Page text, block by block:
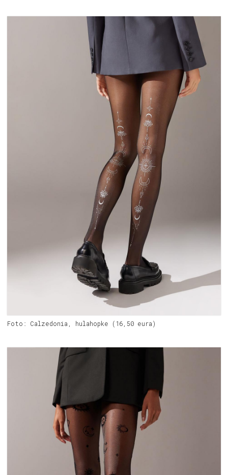
Foto: Calzedonia, hulahopke (16,50 eura)